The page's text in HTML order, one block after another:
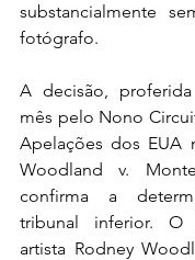
substancialmente
fotógrafo.
A decisão,
mês pelo Nono
Apelações dos EUA
Woodland v.
confirma a
tribunal inferior. O
artista Rodney